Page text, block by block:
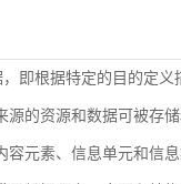
即根据特定的目的定
源的资源和数据可被存
元素、信息单元和信